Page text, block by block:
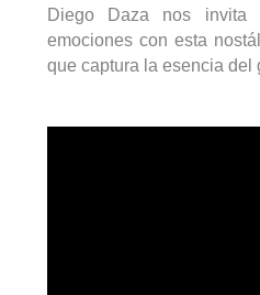
Diego Daza nos invita
emociones con esta
que captura la esencia del